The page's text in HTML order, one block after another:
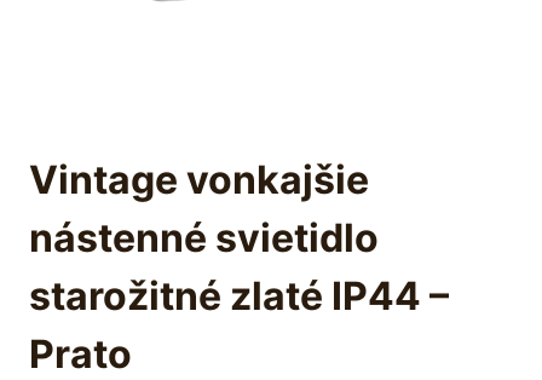
Vintage vonkajšie
nástenné svietidlo
starožitné zlaté IP44 –
Prato